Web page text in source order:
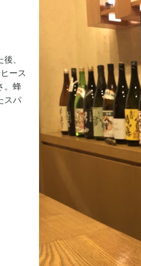
、
ース
。蜂
スパ